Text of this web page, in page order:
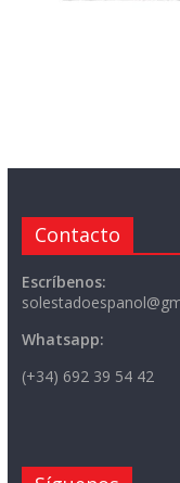
Contacto
Escríbenos:
Whatsapp:
(+34) 692 39 54 42